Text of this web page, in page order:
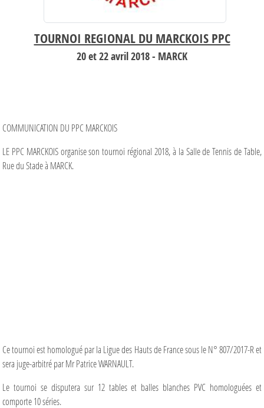
TOURNOI REGIONAL DU MARCKOIS PPC
20 et 22 avril 2018 - MARCK
COMMUNICATION DU PPC MARCKOIS
LE PPC MARCKOIS organise son tournoi régional 2018, à la Salle de Tennis de Table,
Rue du Stade à MARCK.
Ce tournoi est homologué par la Ligue des Hauts de France sous le N° 807/2017-R et
sera juge-arbitré par Mr Patrice WARNAULT.
Le tournoi se disputera sur 12 tables et balles blanches PVC homologuées et
comporte 10 séries.